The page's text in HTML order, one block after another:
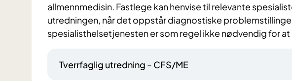
allmennmedisin. Fastlege kan henvise til relevante
utredningen, når det oppstår diagnostiske
spesialisthelsetjenesten er som regel ikke nødvendig for
Tverrfaglig utredning - CFS/ME